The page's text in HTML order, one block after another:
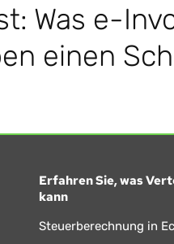
Was e-
einen
Erfahren Sie, was
kann
Steuerberechnung in